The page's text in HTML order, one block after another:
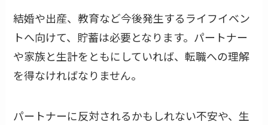
結婚や出産、教育など今後発生するライフイベン
トへ向けて、貯蓄は必要となります。パートナー
や家族と生計をともにしていれば、転職への理解
を得なければなりません。
パートナーに反対されるかもしれない不安や、生